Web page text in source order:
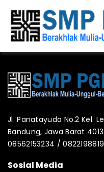
Jl. Panatayuda No.2 Kel.
Bandung, Jawa Barat
08562153234 /
Sosial Media